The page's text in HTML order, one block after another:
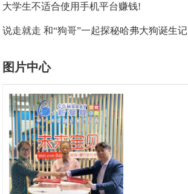
大学生不适合使用手机平台赚钱!
说走就走 和“狗哥”一起探秘哈弗大狗诞生记
图片中心